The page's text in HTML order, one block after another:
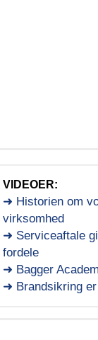
VIDEOER:
➜ Historien om
virksomhed
➜ Serviceaftale
fordele
➜ Bagger
➜ Brandsikring